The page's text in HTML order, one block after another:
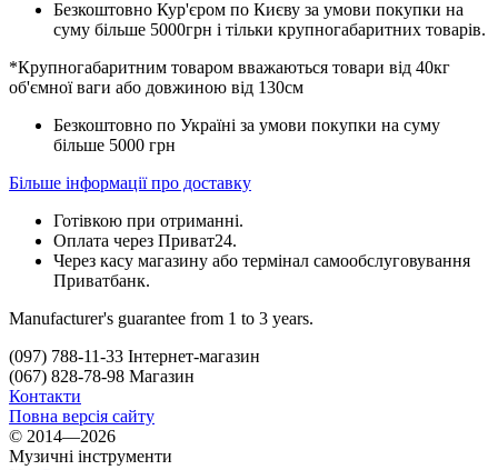
Безкоштовно Кур'єром по Києву за умови покупки на
суму більше 5000грн і тільки крупногабаритних товарів.
*Крупногабаритним товаром вважаються товари від 40кг
об'ємної ваги або довжиною від 130см
Безкоштовно по Україні за умови покупки на суму
більше 5000 грн
Більше інформації про доставку
Готівкою при отриманні.
Оплата через Приват24.
Через касу магазину або термінал самообслуговування
Приватбанк.
Manufacturer's guarantee from 1 to 3 years.
(097) 788-11-33 Інтернет-магазин
(067) 828-78-98 Магазин
Контакти
Повна версія сайту
© 2014—2026
Музичні інструменти